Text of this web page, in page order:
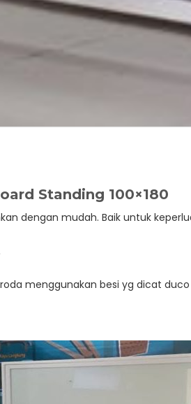
Standing 100×180
dengan mudah. Baik untuk
menggunakan besi yg dicat